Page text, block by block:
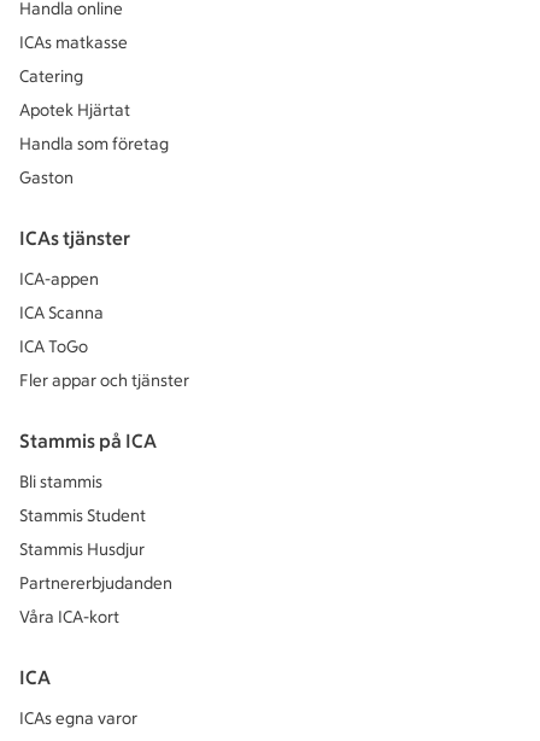
Handla online
ICAs matkasse
Catering
Apotek Hjärtat
Handla som företag
Gaston
ICAs tjänster
ICA-appen
ICA Scanna
ICA ToGo
Fler appar och tjänster
Stammis på ICA
Bli stammis
Stammis Student
Stammis Husdjur
Partnererbjudanden
Våra ICA-kort
ICA
ICAs egna varor